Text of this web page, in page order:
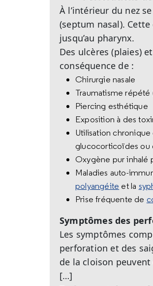
À l’intérieur du nez
(septum nasal).
jusqu’au pharynx.
Des ulcères (plaies)
conséquence de :
Chirurgie nasale
Traumatisme
Piercing esthétique
Exposition à des
Utilisation
glucocorticoïdes ou
Oxygène pur inhalé
Maladies auto-
polyangéite et la
Prise fréquente de
Symptômes des
Les symptômes
perforation et des
de la cloison
[…]